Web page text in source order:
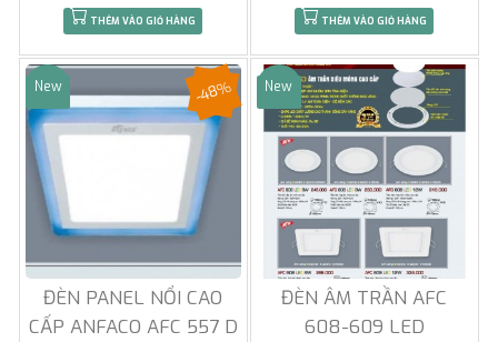
THÊM VÀO GIỎ HÀNG THÊM VÀO GIỎ HÀNG
Sale
New
ĐÈN PANEL NỔI CAO
CẤP ANFACO AFC 557 D
-48% Sale
New
ĐÈN ÂM TRẦN AFC
608-609 LED